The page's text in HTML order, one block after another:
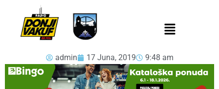
admin 17 Juna, 2019 9:48 am